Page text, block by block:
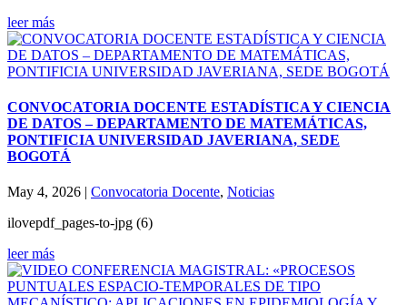
leer más
CONVOCATORIA DOCENTE ESTADÍSTICA Y CIENCIA
DE DATOS – DEPARTAMENTO DE MATEMÁTICAS,
PONTIFICIA UNIVERSIDAD JAVERIANA, SEDE
BOGOTÁ
May 4, 2026 | Convocatoria Docente, Noticias
ilovepdf_pages-to-jpg (6)
leer más